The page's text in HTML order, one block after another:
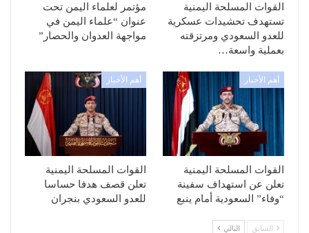
القوات المسلحة اليمنية
تستهدف تحشيدات عسكرية
للعدو السعودي ومرتزقته
بعملية واسعة…
مؤتمر لعلماء اليمن تحت
عنوان “علماء اليمن في
مواجهة العدوان والحصار”
أهم الأخبار
القوات المسلحة اليمنية
تعلن عن استهداف سفينة
“وفاء” السعودية أمام ينبع
أهم الأخبار
القوات المسلحة اليمنية
تعلن قصف هدفا حساسا
للعدو السعودي بنجران
السابق التالي